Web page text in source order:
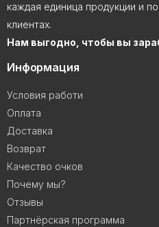
каждая единица продукции и
клиентах.
Нам выгодно, чтобы вы
Информация
Условия работи
Оплата
Доставка
Возврат
Качество очков
Почему мы?
Отзывы
Партнёрская программа